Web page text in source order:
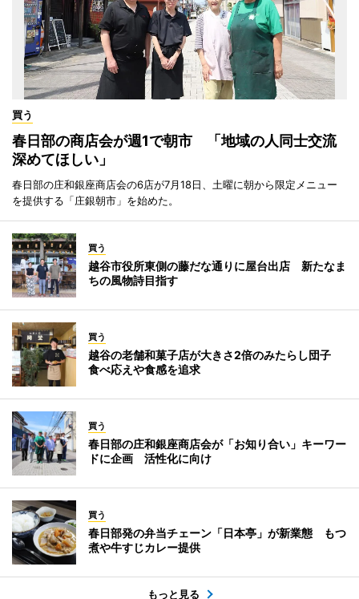
買う
春日部の商店会が週1で朝市 「地域の人同士交流
深めてほしい」
春日部の庄和銀座商店会の6店が7月18日、土曜に朝から限定メニュー
を提供する「庄銀朝市」を始めた。
買う
越谷市役所東側の藤だな通りに屋台出店 新たなま
ちの風物詩目指す
買う
越谷の老舗和菓子店が大きさ2倍のみたらし団子
食べ応えや食感を追求
買う
春日部の庄和銀座商店会が「お知り合い」キーワー
ドに企画 活性化に向け
買う
春日部発の弁当チェーン「日本亭」が新業態 もつ
煮や牛すじカレー提供
もっと見る